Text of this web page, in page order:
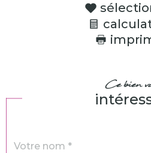
Ce bien
par
*